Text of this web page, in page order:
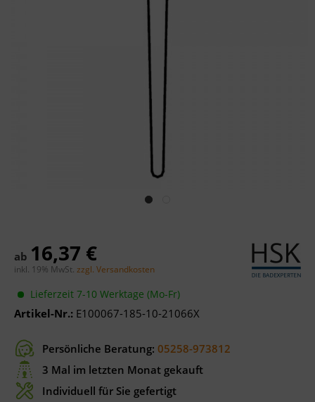
ab 16,37 €
inkl. 19% MwSt. zzgl. Versandkosten
Lieferzeit 7-10 Werktage (Mo-Fr)
Artikel-Nr.: E100067-185-10-21066X
Persönliche Beratung: 05258-973812
3 Mal im letzten Monat gekauft
Individuell für Sie gefertigt